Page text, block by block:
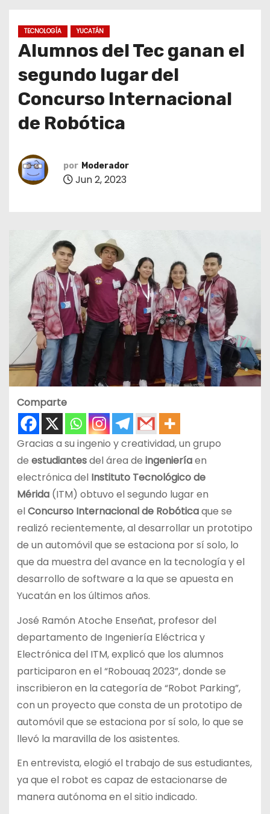
TECNOLOGÍA YUCATÁN
Alumnos del Tec ganan el
segundo lugar del
Concurso Internacional
de Robótica
por Moderador
Jun 2, 2023
Comparte
Gracias a su ingenio y creatividad, un grupo
de estudiantesdel área de ingenieríaen
electrónica del Instituto Tecnológico de
Mérida(ITM) obtuvo el segundo lugar en
elConcurso Internacional de Robóticaque se
realizó recientemente, al desarrollar un prototipo
de un automóvil que se estaciona por sí solo, lo
que da muestra del avance en la tecnología y el
desarrollo de software a la que se apuesta en
Yucatán en los últimos años.
José Ramón Atoche Enseñat, profesor del
departamento de Ingeniería Eléctrica y
Electrónica del ITM, explicó que los alumnos
participaron en el “Robouaq 2023”, donde se
inscribieron en la categoría de “Robot Parking”,
con un proyecto que consta de un prototipo de
automóvil que se estaciona por sí solo, lo que se
llevó la maravilla de los asistentes.
En entrevista, elogió el trabajo de sus estudiantes,
ya que el robot es capaz de estacionarse de
manera autónoma en el sitio indicado.